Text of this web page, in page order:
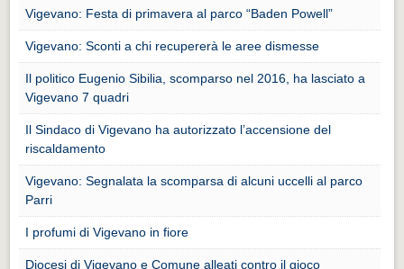
PROGETTI
PROGETTI
Progetti Aperti
Progetti Aperti
Progetti Realizzati
Progetti Realizzati
EVENTI
EVENTI
Vigevano: Festa di primavera al parco “Baden Powell”
Vigevano: Sconti a chi recupererà le aree dismesse
Il politico Eugenio Sibilia, scomparso nel 2016, ha lasciato a
Vigevano 7 quadri
Il Sindaco di Vigevano ha autorizzato l’accensione del
riscaldamento
Vigevano: Segnalata la scomparsa di alcuni uccelli al parco
Parri
I profumi di Vigevano in fiore
Diocesi di Vigevano e Comune alleati contro il gioco